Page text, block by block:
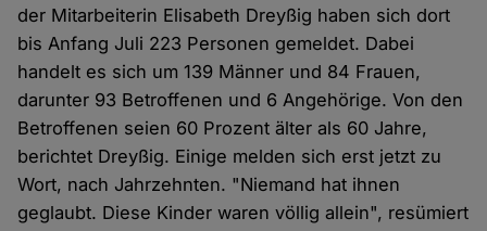
der Mitarbeiterin Elisabeth Dreyßig haben sich dort
bis Anfang Juli 223 Personen gemeldet. Dabei
handelt es sich um 139 Männer und 84 Frauen,
darunter 93 Betroffenen und 6 Angehörige. Von den
Betroffenen seien 60 Prozent älter als 60 Jahre,
berichtet Dreyßig. Einige melden sich erst jetzt zu
Wort, nach Jahrzehnten. "Niemand hat ihnen
geglaubt. Diese Kinder waren völlig allein", resümiert